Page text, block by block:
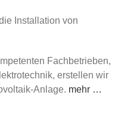
Installation von
Fachbetrieben,
erstellen wir
Anlage. mehr …